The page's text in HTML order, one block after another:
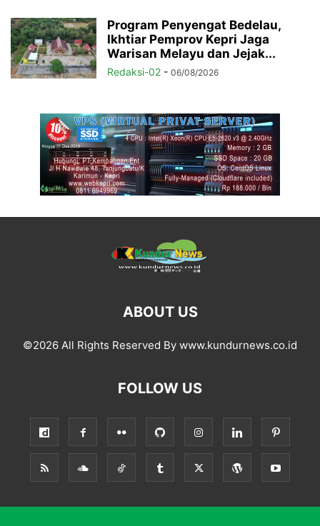
Program Penyengat Bedelau,
Ikhtiar Pemprov Kepri Jaga
Warisan Melayu dan Jejak...
Redaksi-02 - 06/08/2026
ABOUT US
©2026 All Rights Reserved By www.kundurnews.co.id
FOLLOW US